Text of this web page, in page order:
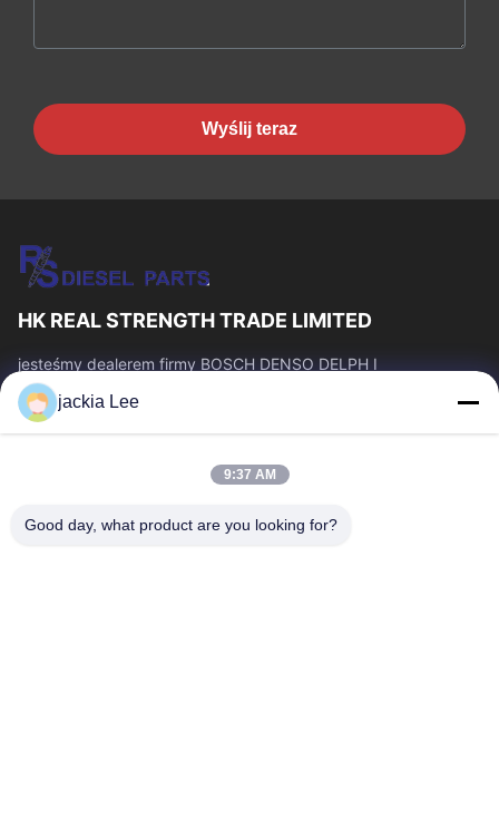
Wyślij teraz
HK REAL STRENGTH TRADE LIMITED
jesteśmy dealerem firmy BOSCH DENSO DELPH I
CATERPILLAR VOLVO CUMMINS TOYOTA ISUZU. Numer
WhatsApp: 0086 159 2067 9523.
Szybkie Linki
Produkty
O Nas
Wycieczka Po Fabryce
jackia Lee
9:37 AM
Good day, what product are you looking for?